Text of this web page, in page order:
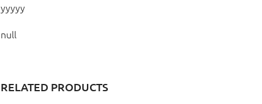
yyyyy
null
RELATED PRODUCTS